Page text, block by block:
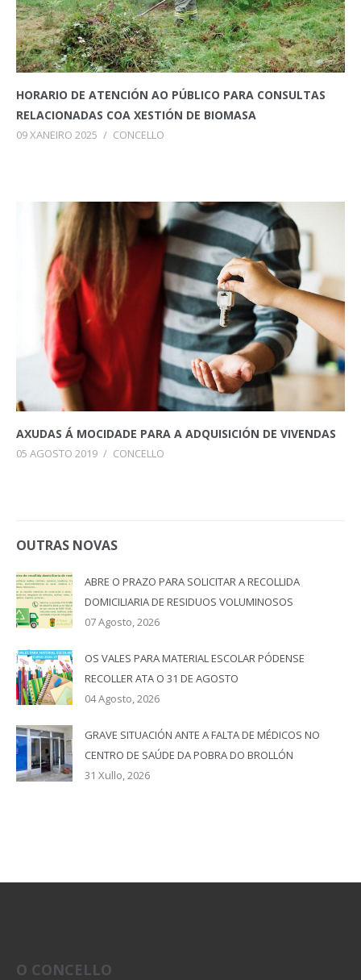
HORARIO DE ATENCIÓN AO PÚBLICO PARA CONSULTAS
RELACIONADAS COA XESTIÓN DE BIOMASA
09 XANEIRO 2025 / CONCELLO
AXUDAS Á MOCIDADE PARA A ADQUISICIÓN DE VIVENDAS
05 AGOSTO 2019 / CONCELLO
OUTRAS NOVAS
ABRE O PRAZO PARA SOLICITAR A RECOLLIDA
DOMICILIARIA DE RESIDUOS VOLUMINOSOS
07 Agosto, 2026
OS VALES PARA MATERIAL ESCOLAR PÓDENSE
RECOLLER ATA O 31 DE AGOSTO
04 Agosto, 2026
GRAVE SITUACIÓN ANTE A FALTA DE MÉDICOS NO
CENTRO DE SAÚDE DA POBRA DO BROLLÓN
31 Xullo, 2026
O CONCELLO